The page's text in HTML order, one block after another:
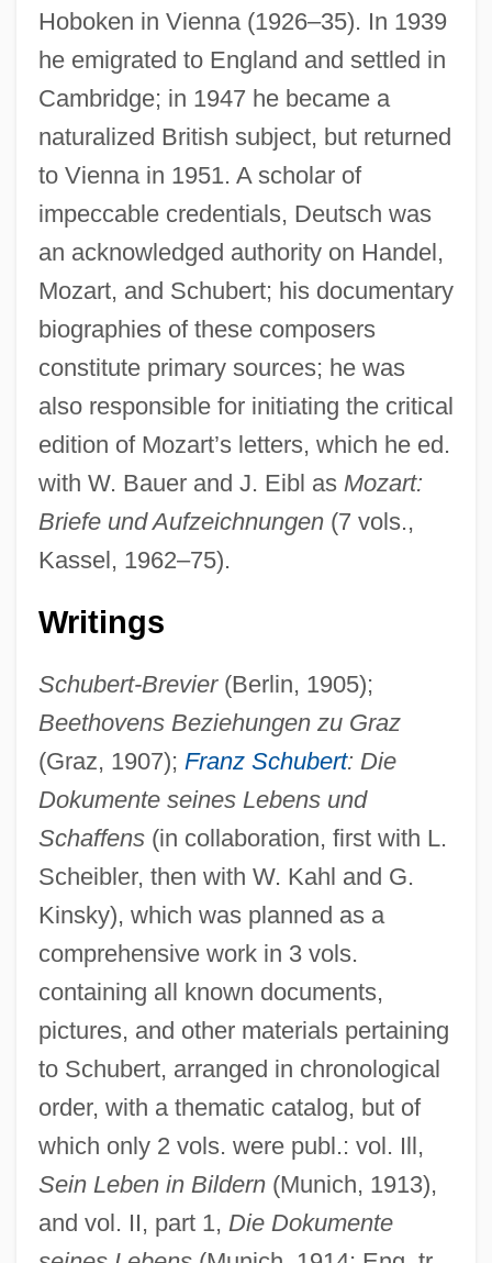
Hoboken in Vienna (1926–35). In 1939
he emigrated to England and settled in
Cambridge; in 1947 he became a
naturalized British subject, but returned
to Vienna in 1951. A scholar of
impeccable credentials, Deutsch was
an acknowledged authority on Handel,
Mozart, and Schubert; his documentary
biographies of these composers
constitute primary sources; he was
also responsible for initiating the critical
edition of Mozart’s letters, which he ed.
with W. Bauer and J. Eibl as Mozart:
Briefe und Aufzeichnungen(7 vols.,
Kassel, 1962–75).
Writings
Schubert-Brevier(Berlin, 1905);
Beethovens Beziehungen zu Graz
(Graz, 1907); Franz Schubert: Die
Dokumente seines Lebens und
Schaffens(in collaboration, first with L.
Scheibler, then with W. Kahl and G.
Kinsky), which was planned as a
comprehensive work in 3 vols.
containing all known documents,
pictures, and other materials pertaining
to Schubert, arranged in chronological
order, with a thematic catalog, but of
which only 2 vols. were publ.: vol. Ill,
Sein Leben in Bildern(Munich, 1913),
and vol. II, part 1, Die Dokumente